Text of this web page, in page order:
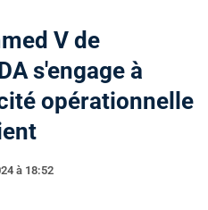
V de
s'engage à
opérationnelle
à 18:52